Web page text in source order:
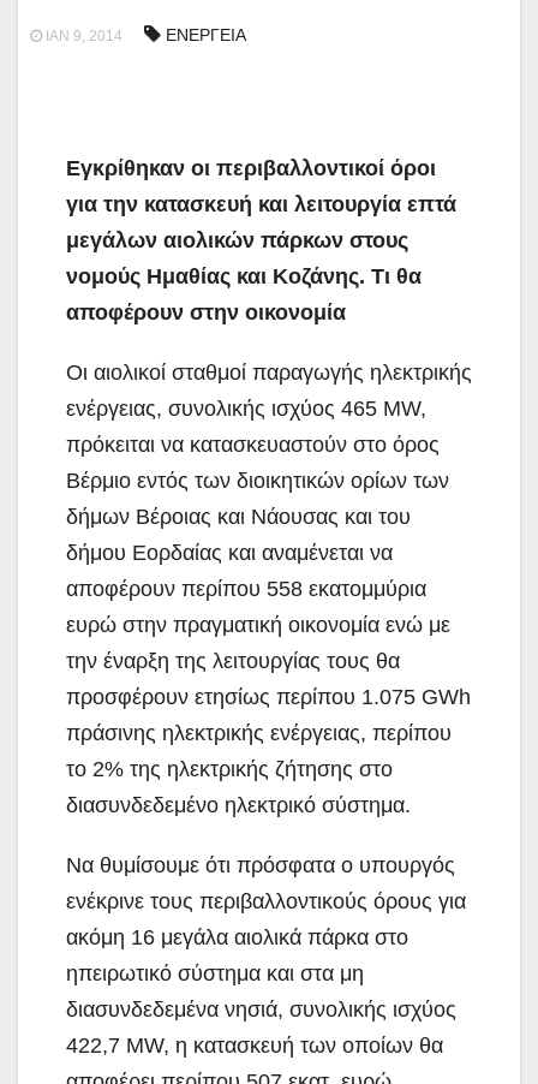
ΙΑΝ 9, 2014 ΕΝΕΡΓΕΙΑ
Εγκρίθηκαν οι περιβαλλοντικοί όροι
για την κατασκευή και λειτουργία επτά
μεγάλων αιολικών πάρκων στους
νομούς Ημαθίας και Κοζάνης. Τι θα
αποφέρουν στην οικονομία
Οι αιολικοί σταθμοί παραγωγής ηλεκτρικής
ενέργειας, συνολικής ισχύος 465 MW,
πρόκειται να κατασκευαστούν στο όρος
Βέρμιο εντός των διοικητικών ορίων των
δήμων Βέροιας και Νάουσας και του
δήμου Εορδαίας και αναμένεται να
αποφέρουν περίπου 558 εκατομμύρια
ευρώ στην πραγματική οικονομία ενώ με
την έναρξη της λειτουργίας τους θα
προσφέρουν ετησίως περίπου 1.075 GWh
πράσινης ηλεκτρικής ενέργειας, περίπου
το 2% της ηλεκτρικής ζήτησης στο
διασυνδεδεμένο ηλεκτρικό σύστημα.
Να θυμίσουμε ότι πρόσφατα ο υπουργός
ενέκρινε τους περιβαλλοντικούς όρους για
ακόμη 16 μεγάλα αιολικά πάρκα στο
ηπειρωτικό σύστημα και στα μη
διασυνδεδεμένα νησιά, συνολικής ισχύος
422,7 MW, η κατασκευή των οποίων θα